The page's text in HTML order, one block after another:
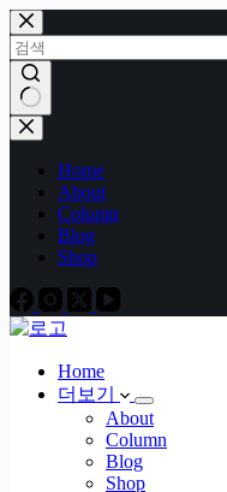
본
문
으
로
건
너
결
Home
About
Column
Blog
Shop
Home
더보기
About
Column
Blog
Shop